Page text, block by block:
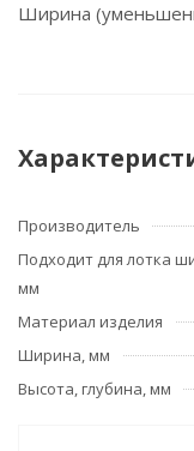
Ширина
Производитель
Подходит для лотка
мм
Материал изделия
Ширина, мм
Высота, глубина, мм